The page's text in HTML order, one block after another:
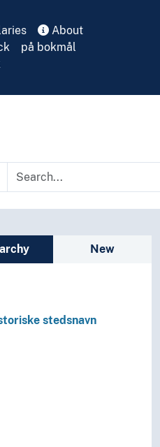
About
på bokmål
traverseNew
stedsnavn